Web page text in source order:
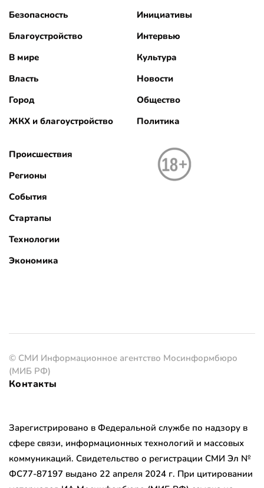
Безопасность
Благоустройство
В мире
Власть
Город
ЖКХ и благоустройство
Инициативы
Интервью
Культура
Новости
Общество
Политика
Происшествия
Регионы
События
Стартапы
Технологии
Экономика
© СМИ Информационное агентство Мосинформбюро
(МИБ РФ)
Контакты
Зарегистрировано в Федеральной службе по надзору в
сфере связи, информационных технологий и массовых
коммуникаций. Свидетельство о регистрации СМИ Эл №
ФС77-87197 выдано 22 апреля 2024 г. При цитировании